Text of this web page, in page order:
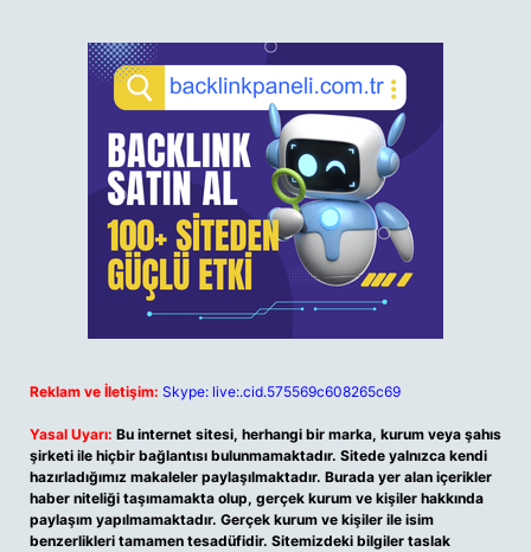
Reklam ve İletişim: Skype: live:.cid.575569c608265c69
Yasal Uyarı: Bu internet sitesi, herhangi bir marka, kurum veya şahıs
şirketi ile hiçbir bağlantısı bulunmamaktadır. Sitede yalnızca kendi
hazırladığımız makaleler paylaşılmaktadır. Burada yer alan içerikler
haber niteliği taşımamakta olup, gerçek kurum ve kişiler hakkında
paylaşım yapılmamaktadır. Gerçek kurum ve kişiler ile isim
benzerlikleri tamamen tesadüfidir. Sitemizdeki bilgiler taslak